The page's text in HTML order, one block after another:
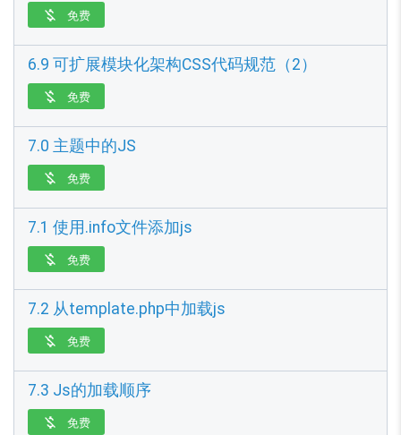
 免费
6.9 可扩展模块化架构CSS代码规范（2）
 免费
7.0 主题中的JS
 免费
7.1 使用.info文件添加js
 免费
7.2 从template.php中加载js
 免费
7.3 Js的加载顺序
 免费